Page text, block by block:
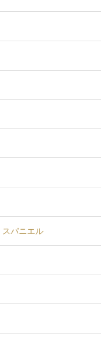
スパニエル